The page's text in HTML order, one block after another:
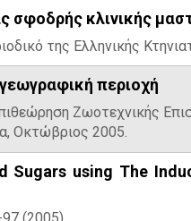
κλινικής
της Ελληνικής
περιοχή
Ζωοτεχνικής
Οκτώβριος 2005.
using The
97 (2005)